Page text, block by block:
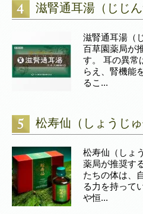
滋腎通耳湯（じじん
滋腎通耳湯（
百草園薬局が
す。 耳の異常
らえ、腎機能
るこ...
松寿仙（しょうじゅ
松寿仙（しょ
薬局が推奨す
たちの体は、
る力を持って
や恒...